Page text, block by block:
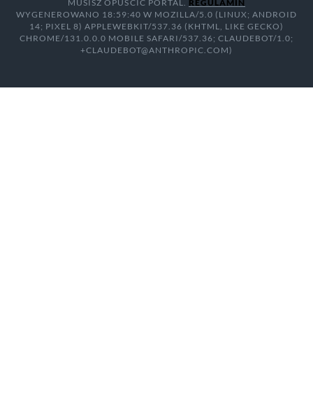
MUSISZ OPUŚCIĆ PORTAL. REGULAMIN
WYGENEROWANO 18:59:40 W MOZILLA/5.0 (LINUX; ANDROID
14; PIXEL 8) APPLEWEBKIT/537.36 (KHTML, LIKE GECKO)
CHROME/131.0.0.0 MOBILE SAFARI/537.36; CLAUDEBOT/1.0;
+CLAUDEBOT@ANTHROPIC.COM)